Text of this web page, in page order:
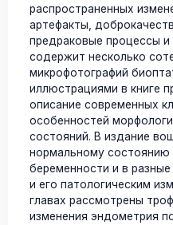
распространенных
артефакты,
предраковые процессы и
содержит несколько
микрофотографий
иллюстрациями в книге
описание современных
особенностей
состояний. В издание
нормальному
беременности и в
и его патологическим
главах рассмотрены
изменения эндометрия